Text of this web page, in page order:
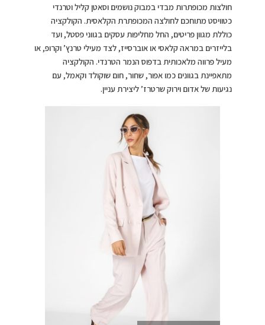
חולצות מכופתרות מבדי במבוק נושמים וסאטן קליל וטרנדי
כטוויסט מתוחכם לחולצה המכופתרת הקלאסית. הקולקציה
כוללת מגוון פריטים, החל מחליפות עסקים בגווני פסטל, ועד
בלייזרים במראה קלאסי או אוברסייז, לצד מעילי טרנץ’ וקרופ, או
מעיל פרווה מלאכותית בדפוס הנמר הטרנדי. הקולקציה
מתאפיינת בגוונים כמו אפור, שחור, חום שוקולד וקאמל, עם
נגיעות של אדום וירוק שרטרז’ ליצירת עניין.